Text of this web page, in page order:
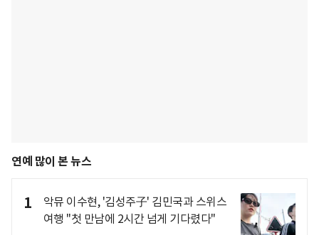
연예 많이 본 뉴스
1
악뮤 이수현, '김성주子' 김민국과 스위스
여행 "첫 만남에 2시간 넘게 기다렸다"